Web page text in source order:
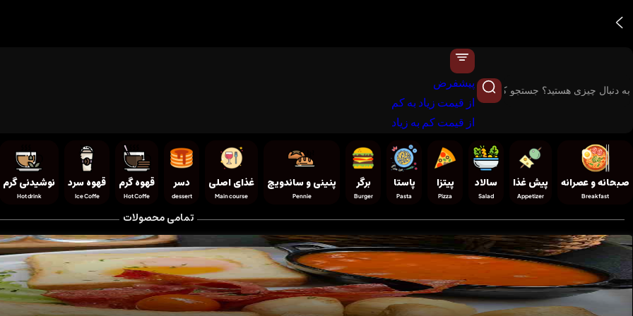
پیشفرض
از قیمت زیاد به کم
از قیمت کم به زیاد
صبحانه و عصرانه
Breakfast
پیش غذا
Appetizer
سالاد
Salad
پیتزا
Pizza
پاستا
Pasta
برگر
Burger
پنینی و ساندویچ
Pennie
غذای اصلی
Main course
دسر
dessert
قهوه گرم
Hot Coffe
قهوه سرد
Ice Coffe
نوشیدنی گرم
Hot drink
تمامی محصولات